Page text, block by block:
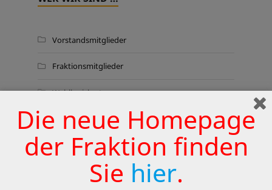
Vorstandsmitglieder
Fraktionsmitglieder
Wahlkreiskarte
THEMEN
Die neue Homepage
der Fraktion finden
Sie hier.